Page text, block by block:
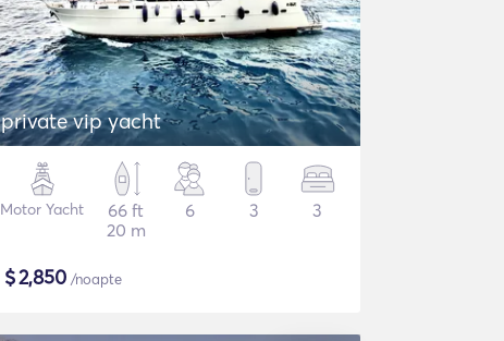
private vip yacht
Motor Yacht
66 ft
20 m
6 3 3
$2,850 /noapte